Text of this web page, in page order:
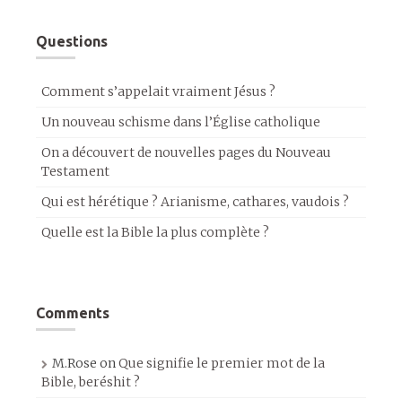
Questions
Comment s’appelait vraiment Jésus ?
Un nouveau schisme dans l’Église catholique
On a découvert de nouvelles pages du Nouveau
Testament
Qui est hérétique ? Arianisme, cathares, vaudois ?
Quelle est la Bible la plus complète ?
Comments
M.Rose onQue signifie le premier mot de la
Bible, beréshit ?